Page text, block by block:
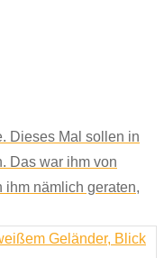
Dieses Mal sollen in
Das war ihm von
ihm nämlich geraten,